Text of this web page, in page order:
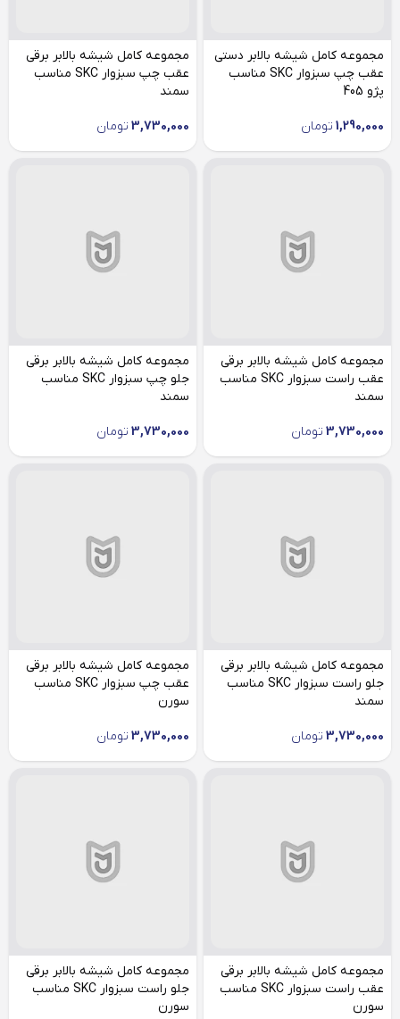
مجموعه کامل شیشه بالابر دستی
عقب چپ سبزوار SKC مناسب
پژو 405
1,290,000 تومان
مجموعه کامل شیشه بالابر برقی
عقب چپ سبزوار SKC مناسب
سمند
3,730,000 تومان
مجموعه کامل شیشه بالابر برقی
عقب راست سبزوار SKC مناسب
سمند
3,730,000 تومان
مجموعه کامل شیشه بالابر برقی
جلو چپ سبزوار SKC مناسب
سمند
3,730,000 تومان
مجموعه کامل شیشه بالابر برقی
جلو راست سبزوار SKC مناسب
سمند
3,730,000 تومان
مجموعه کامل شیشه بالابر برقی
عقب چپ سبزوار SKC مناسب
سورن
3,730,000 تومان
مجموعه کامل شیشه بالابر برقی
عقب راست سبزوار SKC مناسب
سورن
مجموعه کامل شیشه بالابر برقی
جلو راست سبزوار SKC مناسب
سورن